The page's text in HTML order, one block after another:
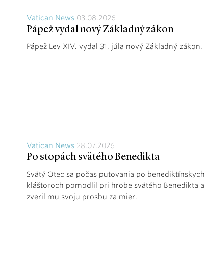
Vatican News 03.08.2026
Pápež vydal nový Základný zákon
Pápež Lev XIV. vydal 31. júla nový Základný zákon.
Vatican News 28.07.2026
Po stopách svätého Benedikta
Svätý Otec sa počas putovania po benediktínskych
kláštoroch pomodlil pri hrobe svätého Benedikta a
zveril mu svoju prosbu za mier.